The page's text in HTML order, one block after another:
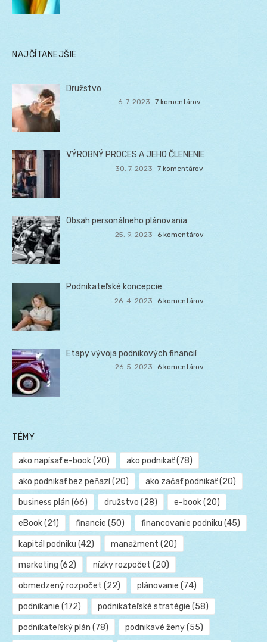
NAJČÍTANEJŠIE
Družstvo
6. 7. 2023 7 komentárov
VÝROBNÝ PROCES A JEHO ČLENENIE
30. 7. 2023 7 komentárov
Obsah personálneho plánovania
25. 9. 2023 6 komentárov
Podnikateľské koncepcie
26. 4. 2023 6 komentárov
Etapy vývoja podnikových financií
26. 5. 2023 6 komentárov
TÉMY
ako napísať e-book(20) ako podnikať(78)
ako podnikať bez peňazí(20) ako začať podnikať(20)
business plán (66) družstvo (28) e-book(20)
eBook(21) financie (50) financovanie podniku (45)
kapitál podniku (42) manažment (20)
marketing (62) nízky rozpočet (20)
obmedzený rozpočet (22) plánovanie (74)
podnikanie (172) podnikateľské stratégie (58)
podnikateľský plán (78) podnikavé ženy(55)